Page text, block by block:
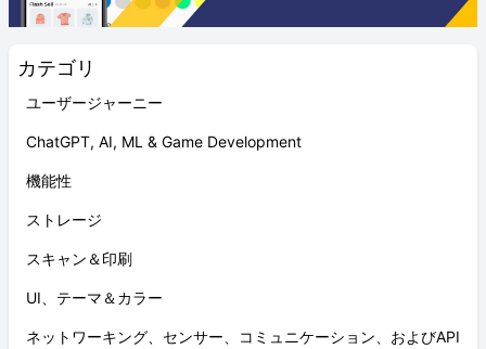
カテゴリ
ユーザージャーニー
ChatGPT, AI, ML & Game Development
機能性
ストレージ
スキャン＆印刷
UI、テーマ＆カラー
ネットワーキング、センサー、コミュニケーション、およびAPI